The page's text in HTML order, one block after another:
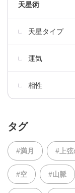
天星術
天星タイプ
運気
相性
タグ
#満月 #上弦
#空 #山脈